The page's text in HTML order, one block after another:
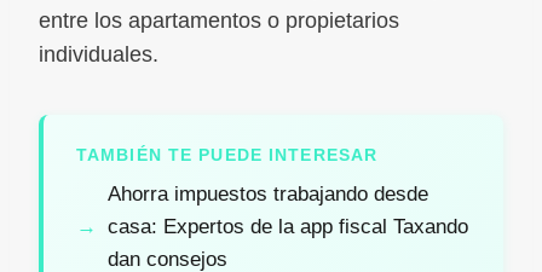
entre los apartamentos o propietarios
individuales.
TAMBIÉN TE PUEDE INTERESAR
Ahorra impuestos trabajando desde
casa: Expertos de la app fiscal Taxando
dan consejos